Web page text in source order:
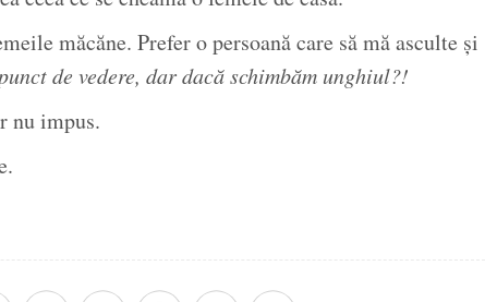
măcăne. Prefer o persoană care să mă asculte și
de vedere, dar dacă schimbăm unghiul?!
nu impus.